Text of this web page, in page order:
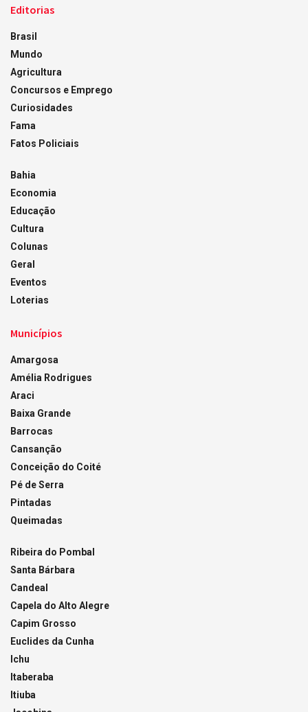
Editorias
Brasil
Mundo
Agricultura
Concursos e Emprego
Curiosidades
Fama
Fatos Policiais
Bahia
Economia
Educação
Cultura
Colunas
Geral
Eventos
Loterias
Municípios
Amargosa
Amélia Rodrigues
Araci
Baixa Grande
Barrocas
Cansanção
Conceição do Coité
Pé de Serra
Pintadas
Queimadas
Ribeira do Pombal
Santa Bárbara
Candeal
Capela do Alto Alegre
Capim Grosso
Euclides da Cunha
Ichu
Itaberaba
Itiuba